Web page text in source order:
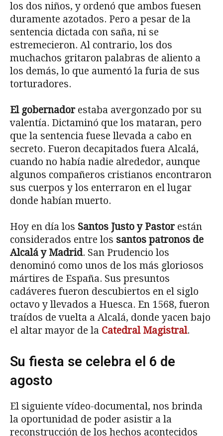
los dos niños, y ordenó que ambos fuesen
duramente azotados. Pero a pesar de la
sentencia dictada con saña, ni se
estremecieron. Al contrario, los dos
muchachos gritaron palabras de aliento a
los demás, lo que aumentó la furia de sus
torturadores.
El gobernador estaba avergonzado por su
valentía. Dictaminó que los mataran, pero
que la sentencia fuese llevada a cabo en
secreto. Fueron decapitados fuera Alcalá,
cuando no había nadie alrededor, aunque
algunos compañeros cristianos encontraron
sus cuerpos y los enterraron en el lugar
donde habían muerto.
Hoy en día los Santos Justo y Pastorestán
considerados entre los santos patronos de
Alcalá y Madrid. San Prudencio los
denominó como unos de los más gloriosos
mártires de España. Sus presuntos
cadáveres fueron descubiertos en el siglo
octavo y llevados a Huesca. En 1568, fueron
traídos de vuelta a Alcalá, donde yacen bajo
el altar mayor de la Catedral Magistral.
Su fiesta se celebra el 6 de
agosto
El siguiente vídeo-documental, nos brinda
la oportunidad de poder asistir a la
reconstrucción de los hechos acontecidos